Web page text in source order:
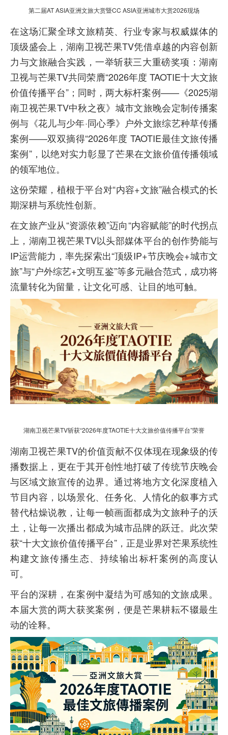
第二届AT ASIA亚洲文旅大赏暨CC ASIA亚洲城市大赏2026现场
在这场汇聚全球文旅精英、行业专家与权威媒体的
顶级盛会上，湖南卫视芒果TV凭借卓越的内容创新
力与文旅融合实践，一举斩获三大重磅奖项：湖南
卫视与芒果TV共同荣膺“2026年度 TAOTIE十大文旅
价值传播平台”；同时，两大标杆案例——《2025湖
南卫视芒果TV中秋之夜》城市文旅晚会定制传播案
例与《花儿与少年·同心季》户外文旅综艺种草传播
案例——双双摘得“2026年度 TAOTIE最佳文旅传播
案例”，以绝对实力彰显了芒果在文旅价值传播领域
的领军地位。
这份荣耀，植根于平台对“内容+文旅”融合模式的长
期深耕与系统性创新。
在文旅产业从“资源依赖”迈向“内容赋能”的时代拐点
上，湖南卫视芒果TV以头部媒体平台的创作势能与
IP运营能力，率先探索出“顶级IP+节庆晚会+城市文
旅”与“户外综艺+文明互鉴”等多元融合范式，成功将
流量转化为留量，让文化可感、让目的地可触。
湖南卫视芒果TV斩获“2026年度TAOTIE十大文旅价值传播平台”荣誉
湖南卫视芒果TV的价值贡献不仅体现在现象级的传
播数据上，更在于其开创性地打破了传统节庆晚会
与区域文旅宣传的边界。通过将地方文化深度植入
节目内容，以场景化、任务化、人情化的叙事方式
替代枯燥说教，让每一帧画面都成为文旅种子的沃
土，让每一次播出都成为城市品牌的跃迁。此次荣
获“十大文旅价值传播平台”，正是业界对芒果系统性
构建文旅传播生态、持续输出标杆案例的高度认
可。
平台的深耕，在案例中凝结为可感知的文旅成果。
本届大赏的两大获奖案例，便是芒果耕耘不辍最生
动的诠释。